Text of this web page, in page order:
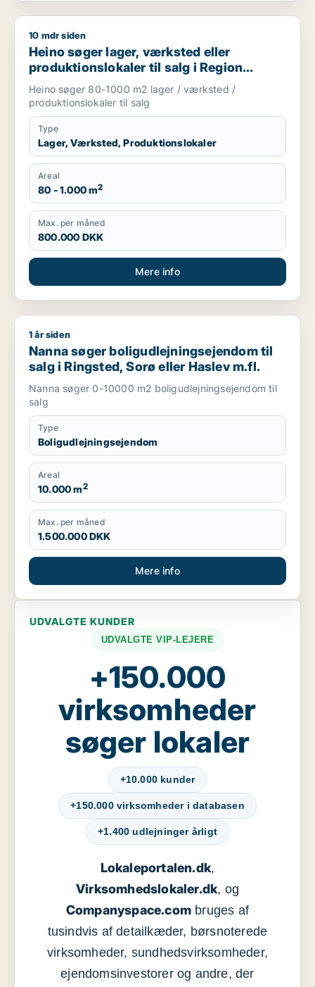
Heino søger lager, værksted eller produktionslokaler til salg
10 mdr siden
Heino søger lager, værksted eller
produktionslokaler til salg i Region
Sjælland
Heino søger 80-1000 m2 lager / værksted /
produktionslokaler til salg
Type
Lager, Værksted, Produktionslokaler
Areal
80 - 1.000 m2
Max. per måned
800.000 DKK
Mere info
Nanna søger boligudlejningsejendom til salg i Ringsted,
1 år siden
Nanna søger boligudlejningsejendom til
salg i Ringsted, Sorø eller Haslev m.fl.
Nanna søger 0-10000 m2 boligudlejningsejendom til
salg
Type
Boligudlejningsejendom
Areal
10.000 m2
Max. per måned
1.500.000 DKK
Mere info
UDVALGTE KUNDER
UDVALGTE VIP-LEJERE
+150.000
virksomheder
søger lokaler
+10.000 kunder
+150.000 virksomheder i databasen
+1.400 udlejninger årligt
Lokaleportalen.dk,
Virksomhedslokaler.dk, og
Companyspace.com bruges af
tusindvis af detailkæder, børsnoterede
virksomheder, sundhedsvirksomheder,
ejendomsinvestorer og andre, der